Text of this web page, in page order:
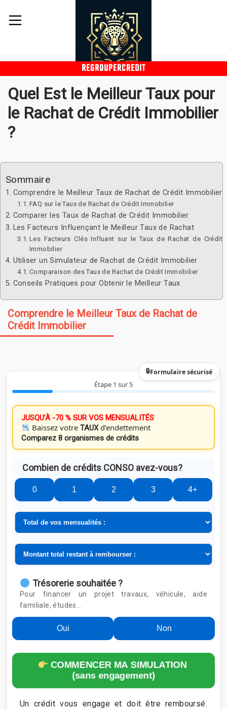
REGROUPERCREDIT
Quel Est le Meilleur Taux pour
le Rachat de Crédit Immobilier
?
Sommaire
Comprendre le Meilleur Taux de Rachat de Crédit Immobilier
FAQ sur le Taux de Rachat de Crédit Immobilier
Comparer les Taux de Rachat de Crédit Immobilier
Les Facteurs Influençant le Meilleur Taux de Rachat
Les Facteurs Clés Influant sur le Taux de Rachat de Crédit
Immobilier
Utiliser un Simulateur de Rachat de Crédit Immobilier
Comparaison des Taux de Rachat de Crédit Immobilier
Conseils Pratiques pour Obtenir le Meilleur Taux
Comprendre le Meilleur Taux de Rachat de
Crédit Immobilier
Étape 1 sur 5
Formulaire sécurisé
JUSQU’À -70 % SUR VOS MENSUALITÉS
Baissez votreTAUXd’endettement
Comparez 8 organismes de crédits
Combien de crédits CONSO avez-vous?
0 1 2 3 4+
Trésorerie souhaitée ?
Pour financer un projet travaux, véhicule, aide
familiale, études…
Oui Non
COMMENCER MA SIMULATION
(sans engagement)
Un crédit vous engage et doit être remboursé.